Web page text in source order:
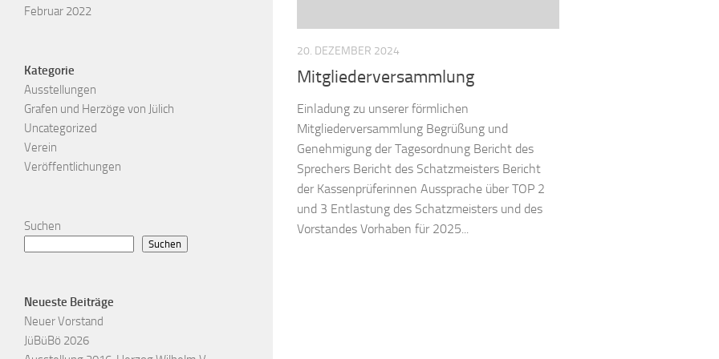
20. DEZEMBER 2024
Mitgliederversammlung
Einladung zu unserer förmlichen
Mitgliederversammlung Begrüßung und
Genehmigung der Tagesordnung Bericht des
Sprechers Bericht des Schatzmeisters Bericht
der Kassenprüferinnen Aussprache über TOP 2
und 3 Entlastung des Schatzmeisters und des
Vorstandes Vorhaben für 2025...
Februar 2022
Kategorie
Ausstellungen
Grafen und Herzöge von Jülich
Uncategorized
Verein
Veröffentlichungen
Suchen
Suchen
Neueste Beiträge
Neuer Vorstand
JüBüBö 2026